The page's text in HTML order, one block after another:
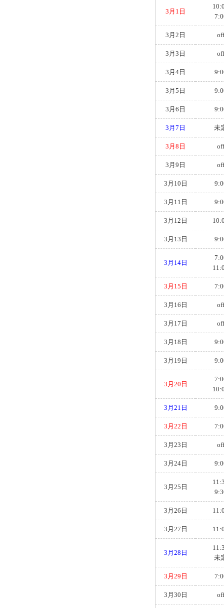
3月1日
3月2日 off
3月3日 off
3月4日
3月5日
3月6日
3月7日 未
3月8日 off
3月9日 off
3月10日
3月11日
3月12日
3月13日
3月14日
3月15日
3月16日 off
3月17日 off
3月18日
3月19日
3月20日
3月21日
3月22日
3月23日 off
3月24日
3月25日
3月26日
3月27日
3月28日
未
3月29日
3月30日 off